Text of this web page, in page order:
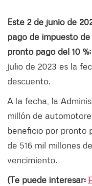
Este 2 de junio de
pago de impuesto
pronto pago del 10 %;
julio de 2023 es la
descuento.
A la fecha, la
millón de
beneficio por pronto
de 516 mil millones
vencimiento.
(Te puede interesar: